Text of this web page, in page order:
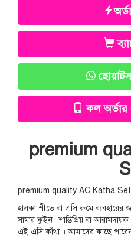
কল অর্ডার
premium
premium quality AC Katha Set
হালকা শীতে বা এসি রুমে
সামার কুইন। শান্তিপ্রিয় বা
এই এসি কাঁথা । আমাদের কাছে